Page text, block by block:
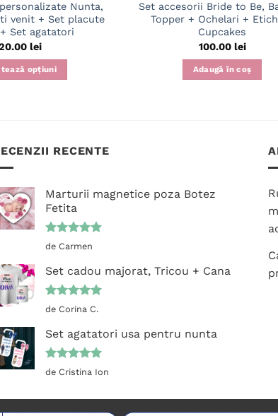
Nunta,
venit + Set placute
Set agatatori
lei
opțiuni
Set accesorii Bride to Be,
Topper + Ochelari +
Cupcakes
100.00 lei
Adaugă în coș
RECENTE
Marturii magnetice poza Botez
Fetita
Evaluat la
de Carmen
Set cadou majorat, Tricou + Cana
Evaluat la
de Corina C.
Set agatatori usa pentru nunta
Evaluat la
de Cristina Ion